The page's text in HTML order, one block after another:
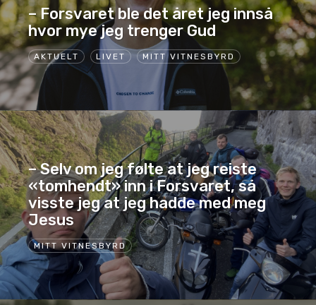
AKTUELT LIVET MITT VITNESBYRD
– Forsvaret ble det året jeg innså
hvor mye jeg trenger Gud
MITT VITNESBYRD
– Selv om jeg følte at jeg reiste
«tomhendt» inn i Forsvaret, så
visste jeg at jeg hadde med meg
Jesus